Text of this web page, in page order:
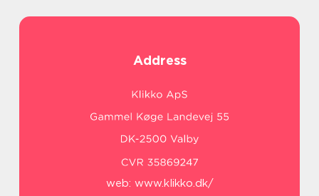
Address
web: www.klikko.dk/